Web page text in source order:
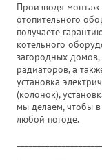
Производя монтаж
отопительного
получаете
котельного
загородных
радиаторов, а
установка
(колонок),
мы делаем, чтобы
любой погоде.